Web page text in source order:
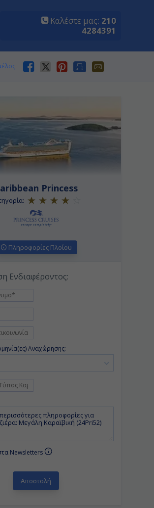
Καλέστε μας: 210
4284391
Princess
Πληροφορίες Πλοίου
Ενδιαφέροντος:
Αναχώρησης:
Newsletters